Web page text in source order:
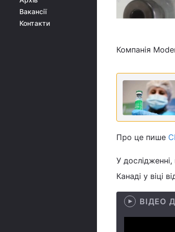
Вакансії
Контакти
Компанія
Про це пише
У
Канаді у віці
ВІДЕО